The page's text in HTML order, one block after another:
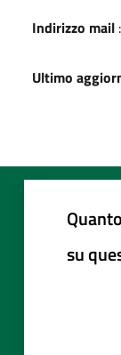
Indirizzo mail :
Ultimo
su